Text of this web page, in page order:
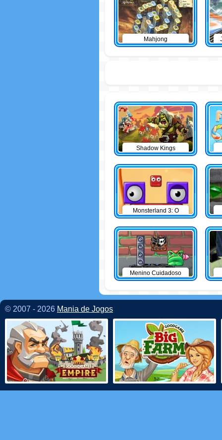
Mahjong
Shadow Kings
Monsterland 3: O
Retorno do Junior
Menino Cuidadoso
© 2007 - 2026 Mania de Jogos